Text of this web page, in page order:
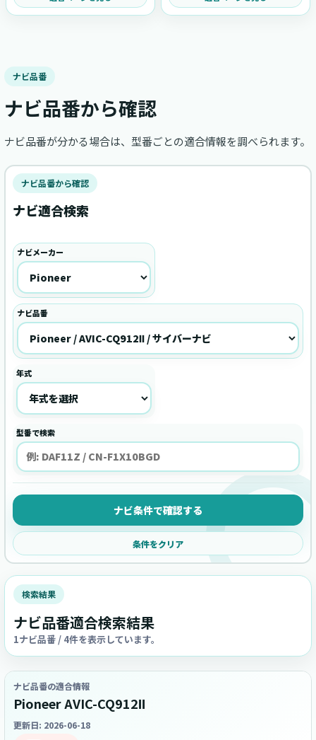
ナビ品番
ナビ品番から確認
ナビ品番が分かる場合は、型番ごとの適合情報を調べられます。
ナビ品番から確認
ナビ適合検索
ナビメーカー
ナビ品番
年式
型番で検索
ナビ条件で確認する
条件をクリア
検索結果
ナビ品番適合検索結果
1ナビ品番 / 4件を表示しています。
ナビ品番の適合情報
Pioneer AVIC-CQ912Ⅱ
更新日: 2026-06-18